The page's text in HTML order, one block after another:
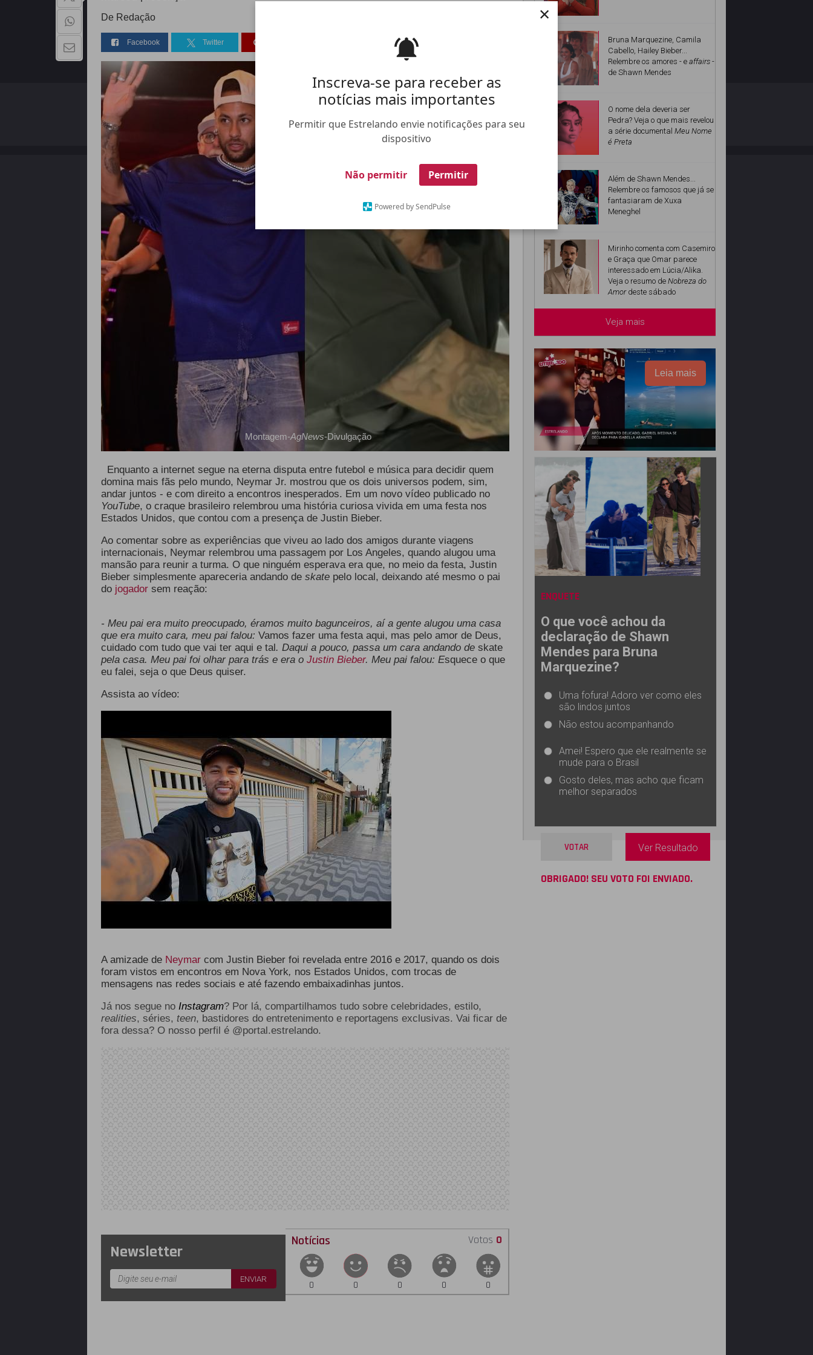
Inscreva-se para receber as
notícias mais importantes
Permitir que Estrelando envie notificações para seu
dispositivo
Não permitir Permitir
Powered by SendPulse
×
De Redação
Facebook Twitter
Montagem-AgNews-Divulgação
Enquanto a internet segue na eterna disputa entre futebol e música para decidir quem
domina mais fãs pelo mundo, Neymar Jr. mostrou que os dois universos podem, sim,
andar juntos - e com direito a encontros inesperados. Em um novo vídeo publicado no
YouTube, o craque brasileiro relembrou uma história curiosa vivida em uma festa nos
Estados Unidos, que contou com a presença de Justin Bieber.
Ao comentar sobre as experiências que viveu ao lado dos amigos durante viagens
internacionais, Neymar relembrou uma passagem por Los Angeles, quando alugou uma
mansão para reunir a turma. O que ninguém esperava era que, no meio da festa, Justin
Bieber simplesmente apareceria andando de skatepelo local, deixando até mesmo o pai
do jogadorsem reação:
- Meu pai era muito preocupado, éramos muito bagunceiros, aí a gente alugou uma casa
que era muito cara, meu pai falou: Vamos fazer uma festa aqui, mas pelo amor de Deus,
cuidado com tudo que vai ter aqui e tal. Daqui a pouco, passa um cara andando de skate
pela casa. Meu pai foi olhar para trás e era o Justin Bieber. Meu pai falou: Esquece o que
eu falei, seja o que Deus quiser.
Assista ao vídeo:
A amizade de Neymarcom Justin Bieber foi revelada entre 2016 e 2017, quando os dois
foram vistos em encontros em Nova York, nos Estados Unidos, com trocas de
mensagens nas redes sociais e até fazendo embaixadinhas juntos.
Já nos segue no Instagram? Por lá, compartilhamos tudo sobre celebridades, estilo,
realities, séries, teen, bastidores do entretenimento e reportagens exclusivas. Vai ficar de
fora dessa? O nosso perfil é @portal.estrelando.
Newsletter
Notícias Votos 0
0 0 0 0 0
Bruna Marquezine, Camila
Cabello, Hailey Bieber...
Relembre os amores - e affairs -
de Shawn Mendes
O nome dela deveria ser
Pedra? Veja o que mais revelou
a série documental Meu Nome
é Preta
Além de Shawn Mendes...
Relembre os famosos que já se
fantasiaram de Xuxa
Meneghel
Mirinho comenta com Casemiro
e Graça que Omar parece
interessado em Lúcia/Alika.
Veja o resumo de Nobreza do
Amordeste sábado
Veja mais
Leia mais
ENQUETE
O que você achou da
declaração de Shawn
Mendes para Bruna
Marquezine?
Uma fofura! Adoro ver como eles
são lindos juntos
Não estou acompanhando
Amei! Espero que ele realmente se
mude para o Brasil
Gosto deles, mas acho que ficam
melhor separados
VOTAR Ver Resultado
OBRIGADO! SEU VOTO FOI ENVIADO.
QUEM SOMOS FALE CONOSCO ANUNCIE NO ESTRELANDO TRABALHE NO ESTRELANDO
Copyright - 2026 | Todos os direitos reservados Desenvolvido por